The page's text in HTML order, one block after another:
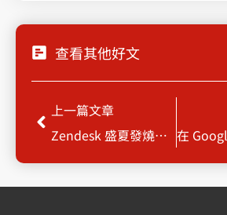
查看其他好文
Prev
上一篇文章
Zendesk 盛夏發燒專案